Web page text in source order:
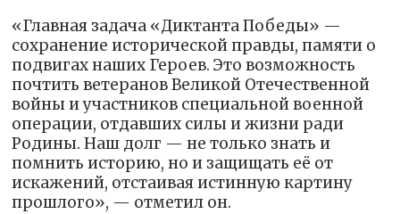
«Главная задача «Диктанта Победы» —
сохранение исторической правды, памяти о
подвигах наших Героев. Это возможность
почтить ветеранов Великой Отечественной
войны и участников специальной военной
операции, отдавших силы и жизни ради
Родины. Наш долг — не только знать и
помнить историю, но и защищать её от
искажений, отстаивая истинную картину
прошлого», — отметил он.